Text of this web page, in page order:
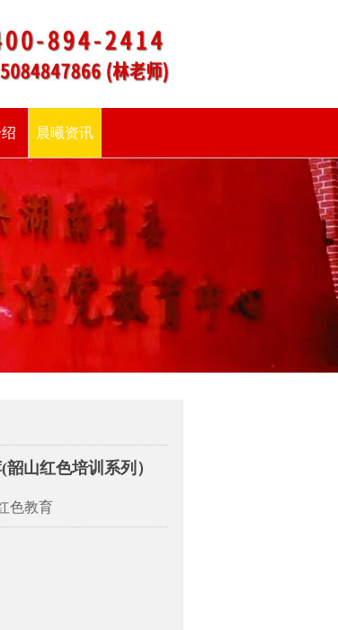
晨曦资讯
山红色培训系列）
色教育